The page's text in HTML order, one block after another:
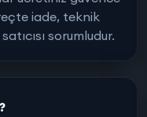
iade, teknik
sorumludur.